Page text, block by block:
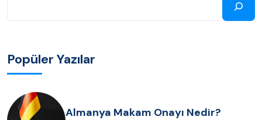
Popüler Yazılar
Almanya Makam Onayı Nedir?